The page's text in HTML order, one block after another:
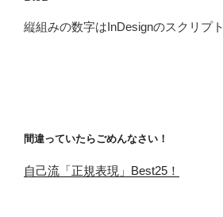
縦組みの数字はInDesignのスクリプト
間違っていたらごめんなさい！
自己流「正規表現」Best25！